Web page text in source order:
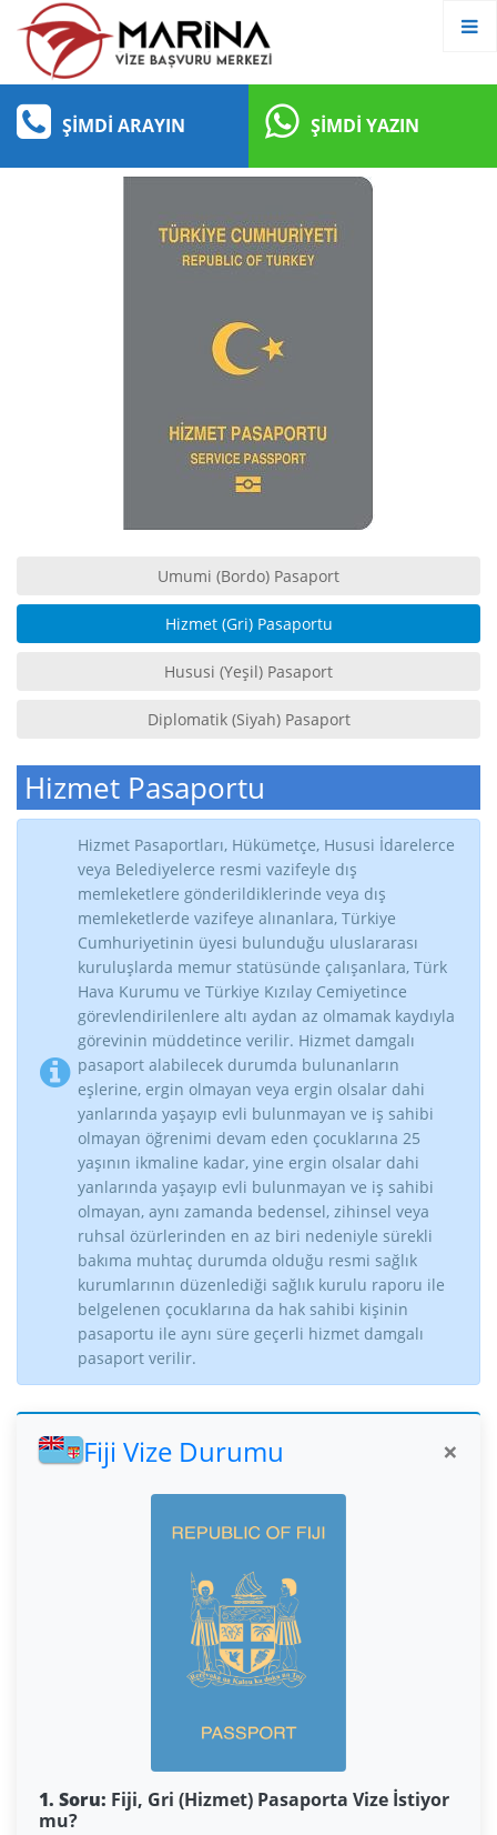
ŞIMDI ARAYIN ŞIMDI YAZIN
Umumi (Bordo) Pasaport
Hizmet (Gri) Pasaportu
Hususi (Yeşil) Pasaport
Diplomatik (Siyah) Pasaport
Hizmet Pasaportu
Hizmet Pasaportları, Hükümetçe, Hususi İdarelerce
veya Belediyelerce resmi vazifeyle dış
memleketlere gönderildiklerinde veya dış
memleketlerde vazifeye alınanlara, Türkiye
Cumhuriyetinin üyesi bulunduğu uluslararası
kuruluşlarda memur statüsünde çalışanlara, Türk
Hava Kurumu ve Türkiye Kızılay Cemiyetince
görevlendirilenlere altı aydan az olmamak kaydıyla
görevinin müddetince verilir. Hizmet damgalı
pasaport alabilecek durumda bulunanların
eşlerine, ergin olmayan veya ergin olsalar dahi
yanlarında yaşayıp evli bulunmayan ve iş sahibi
olmayan öğrenimi devam eden çocuklarına 25
yaşının ikmaline kadar, yine ergin olsalar dahi
yanlarında yaşayıp evli bulunmayan ve iş sahibi
olmayan, aynı zamanda bedensel, zihinsel veya
ruhsal özürlerinden en az biri nedeniyle sürekli
bakıma muhtaç durumda olduğu resmi sağlık
kurumlarının düzenlediği sağlık kurulu raporu ile
belgelenen çocuklarına da hak sahibi kişinin
pasaportu ile aynı süre geçerli hizmet damgalı
pasaport verilir.
Fiji Vize Durumu ×
1. Soru: Fiji, Gri (Hizmet) Pasaporta Vize İstiyor
mu?